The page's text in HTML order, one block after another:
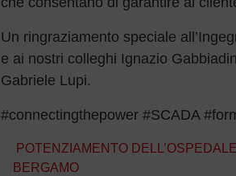
Un ringraziamento speciale
e ai nostri colleghi Ignazio
Gabriele Lupi.
#connectingthepower #SCADA
Navigazione articoli
POTENZIAMENTO
BERGAMO